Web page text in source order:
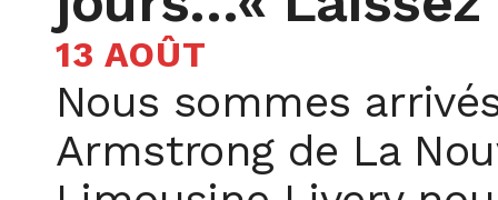
13 AOÛT
Nous sommes
Armstrong de La